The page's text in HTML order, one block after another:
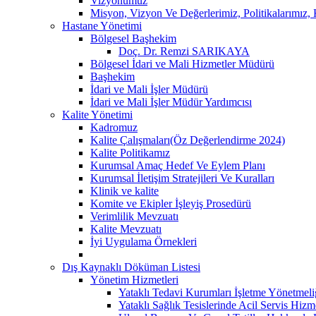
Misyon, Vizyon Ve Değerlerimiz,
Hastane Yönetimi
Bölgesel Başhekim
Doç. Dr. Remzi SARIKAYA
Bölgesel İdari ve Mali Hizmetler Müdürü
Başhekim
İdari ve Mali İşler Müdürü
İdari ve Mali İşler Müdür Yardımcısı
Kalite Yönetimi
Kadromuz
Kalite Çalışmaları(Öz Değerlendirme 2024)
Kalite Politikamız
Kurumsal Amaç Hedef Ve Eylem Planı
Kurumsal İletişim Stratejileri Ve Kuralları
Klinik ve kalite
Komite ve Ekipler İşleyiş Prosedürü
Verimlilik Mevzuatı
Kalite Mevzuatı
İyi Uygulama Örnekleri
Dış Kaynaklı Döküman Listesi
Yönetim Hizmetleri
Yataklı Tedavi Kurumları İşletme
Yataklı Sağlık Tesislerinde Acil Servis